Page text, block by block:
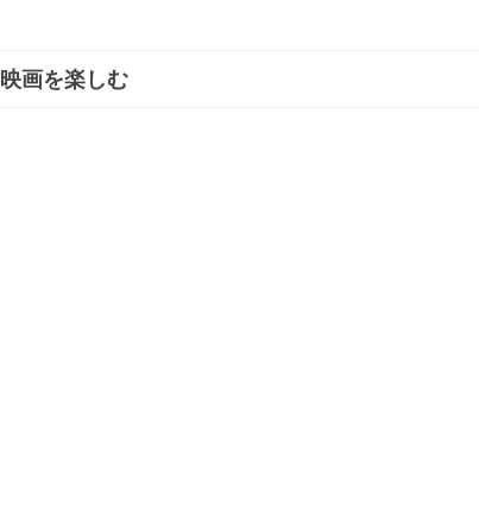
映画を楽しむ